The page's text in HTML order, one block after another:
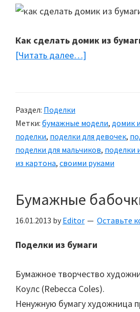
Как сделать домик из
[Читать далее…]
Раздел: Поделки
Метки: бумажные модели, домик
поделки, поделки для девочек,
поделки для мальчиков, поделки
из картона, своими руками
Бумажные
16.01.2013 by Editor Оставьте
Поделки из бумаги
Бумажное творчество
Коулс (Rebecca Coles).
Ненужную бумагу художница